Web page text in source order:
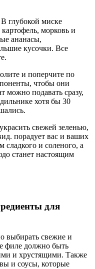
глубокой миске
морковь и
ананасы,
кусочки. Все
и поперчите по
чтобы они
можно подавать сразу,
хотя бы 30
свежей зеленью,
порадует вас и ваших
и соленого, а
станет настоящим
для
выбирать свежие и
филе должно быть
и хрустящими. Также
и соусы, которые